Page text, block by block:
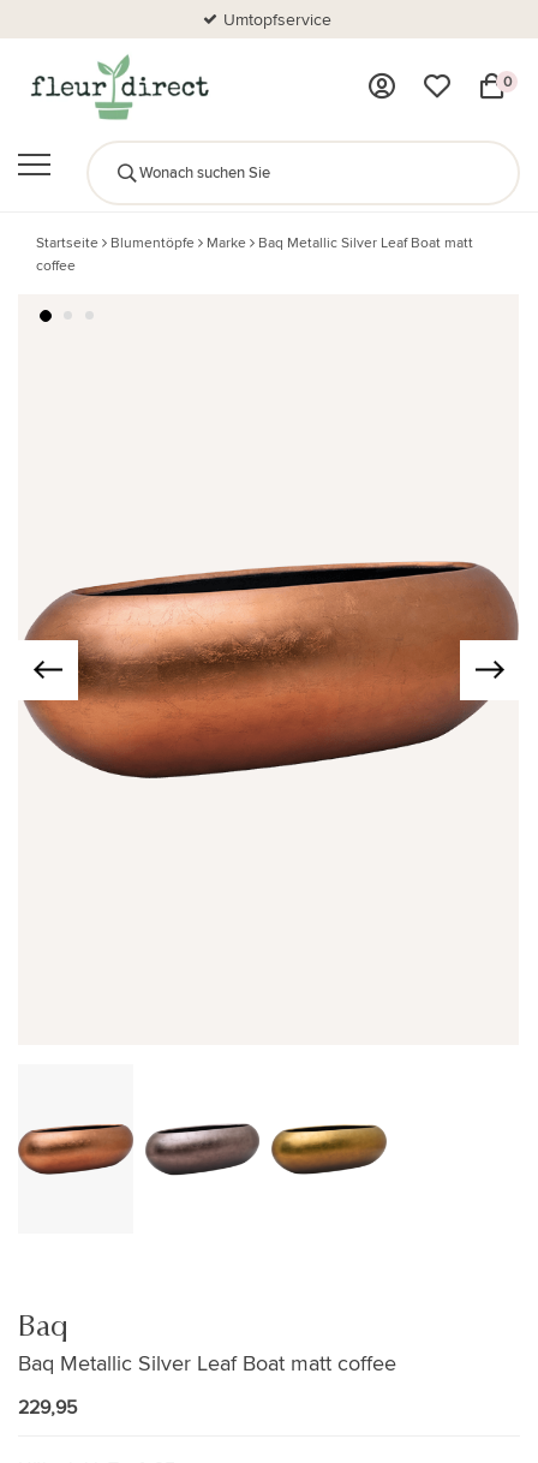
Umtopfservice
0
Startseite Blumentöpfe Marke
Baq Metallic Silver Leaf Boat matt
coffee
Baq
Baq Metallic Silver Leaf Boat matt coffee
229,95